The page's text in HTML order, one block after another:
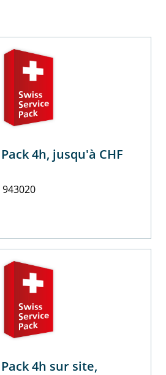
4h, jusqu'à CHF
943020
4h sur site,